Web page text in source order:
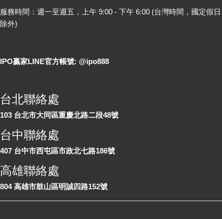
服務時間：週一至週五，上午 9:00 - 下午 6:00 (台灣時間，國定假日
除外)
IPO贏家LINE官方帳號: @ipo888
台北聯絡處
103 台北市大同區重慶北路二段48號
台中聯絡處
407 台中市西屯區市政北七路186號
高雄聯絡處
804 高雄市鼓山區明誠四路152號